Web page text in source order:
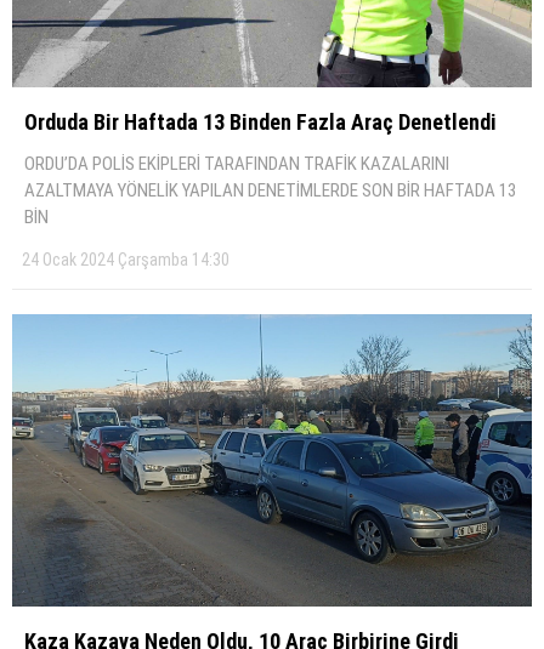
Orduda Bi̇r Haftada 13 Bi̇nden Fazla Araç Denetlendi̇
ORDU’DA POLİS EKİPLERİ TARAFINDAN TRAFİK KAZALARINI
AZALTMAYA YÖNELİK YAPILAN DENETİMLERDE SON BİR HAFTADA 13
BİN
24 Ocak 2024 Çarşamba 14:30
Kaza Kazaya Neden Oldu, 10 Araç Bi̇rbi̇ri̇ne Gi̇rdi̇